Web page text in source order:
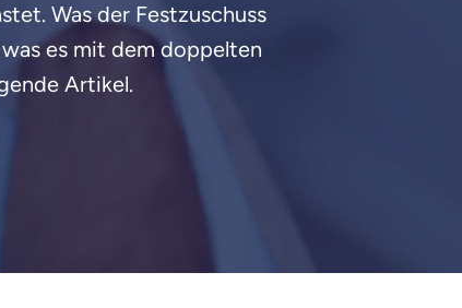
Was der Festzuschuss
es mit dem doppelten
Artikel.